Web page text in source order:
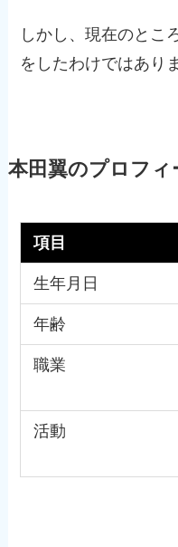
しかし、現在のとこ
をしたわけではあり
本田翼のプロフィ
項目
生年月日
年齢
職業
活動